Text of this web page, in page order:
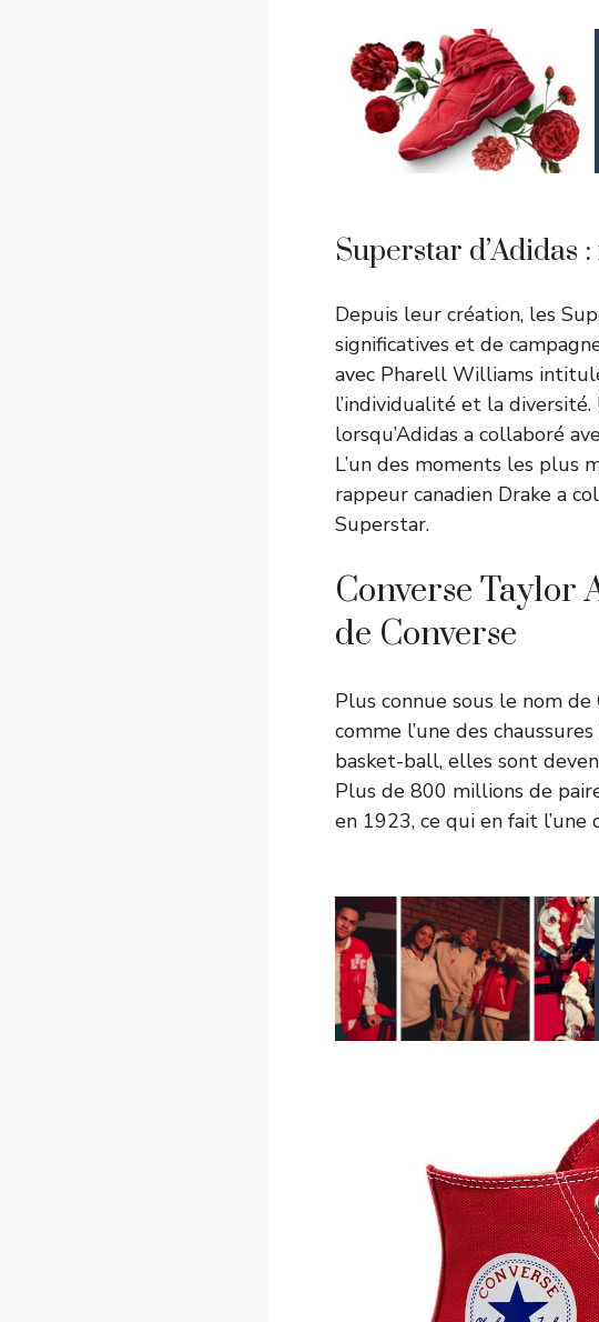
Superstar d’Adidas
Depuis leur création, les
significatives et de
avec Pharell Williams
l’individualité et la
lorsqu’Adidas a collaboré
L’un des moments les plus
rappeur canadien Drake a
Superstar.
Converse Taylor
de Converse
Plus connue sous le nom
comme l’une des
basket-ball, elles sont
Plus de 800 millions de
en 1923, ce qui en fait